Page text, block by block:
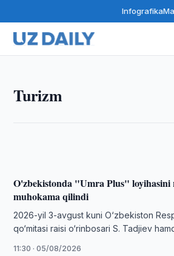
Infografika
Turizm
Oʻzbekistonda sayohatchilar uchun
O'zbekistonda "Umra Plus"
muhokama qilindi
2026-yil 3-avgust kuni O‘zbekiston
qo‘mitasi raisi o‘rinbosari S. Tadjiev
11:30 · 05/08/2026